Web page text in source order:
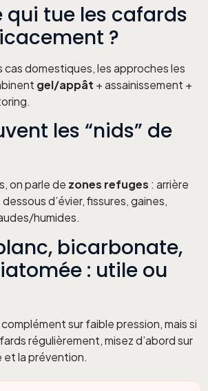
qui tue les cafards
?
cas domestiques, les approches les
gel/appât + assainissement +
les “nids” de
on parle de zones refuges : arrière
d’évier, fissures, gaines,
humides.
bicarbonate,
: utile ou
sur faible pression, mais si
régulièrement, misez d’abord sur
la prévention.